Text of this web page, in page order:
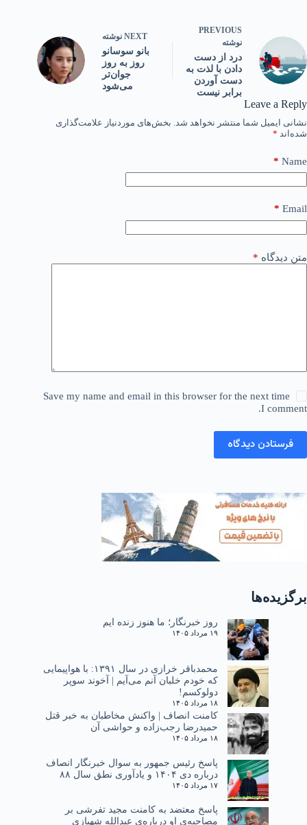
PREVIOUS
نوشته
درد از دست
دادن با لذت به
دست آوردن
برابر نیست
NEXT نوشته
بانو سوسانو
روز به روز
جوان‌تر
می‌شود
Leave a Reply
نشانی ایمیل شما منتشر نخواهد شد. بخش‌های موردنیاز علامت‌گذاری
شده‌اند *
Name
*
Email
*
متن دیدگاه *
Save my name and email in this browser for the next time
I comment.
فرستادن دیدگاه
برگزیده‌ها
روز خبرنگار؛ ما هنوز زنده ایم
۱۹ مرداد ۱۴۰۵
محمدباقر خرازی در سال ۱۳۹۱: با هواپیمایی
که خودم خلبان آنم می‌آیم | آخوند سوپر
دولوکسم!
۱۸ مرداد ۱۴۰۵
کامنت انصاف | واکنش مخاطبان به خبر قتل
حمیدرضا رجب‌زاده و حواشی آن
۱۸ مرداد ۱۴۰۵
پاسخ رئیس جمهور به سوال خبرنگار انصاف
درباره دی ۱۴۰۴ و یادآوری نطق سال ۸۸
۱۷ مرداد ۱۴۰۵
پاسخ معتضد به کامنت مجید تفرشی بر
مصاحبه‌ی او درباره‌ی عبدالله شهبازی